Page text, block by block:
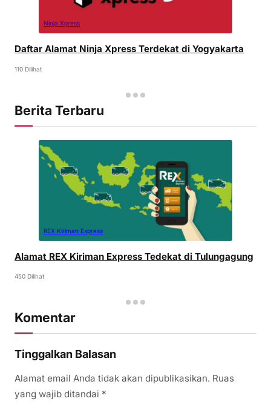
Ninja Xpress
Daftar Alamat Ninja Xpress Terdekat di Yogyakarta
110 Dilihat
Berita Terbaru
REX Kiriman Express
Alamat REX Kiriman Express Tedekat di Tulungagung
450 Dilihat
Komentar
Tinggalkan Balasan
Alamat email Anda tidak akan dipublikasikan. Ruas
yang wajib ditandai *